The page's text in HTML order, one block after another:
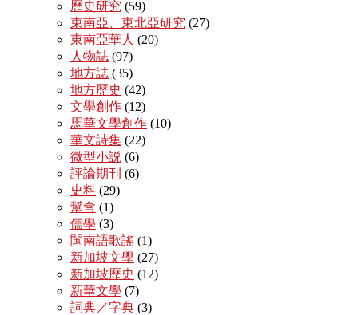
歷史研究 (59)
東南亞、東北亞研究 (27)
東南亞華人 (20)
人物誌 (97)
地方誌 (35)
地方歷史 (42)
文學創作 (12)
馬華文學創作 (10)
華文詩集 (22)
微型小説 (6)
評論期刊 (6)
史料 (29)
幫會 (1)
儒學 (3)
閩南語歌謠 (1)
新加坡文學 (27)
新加坡歷史 (12)
新華文學 (7)
詞典／字典 (3)